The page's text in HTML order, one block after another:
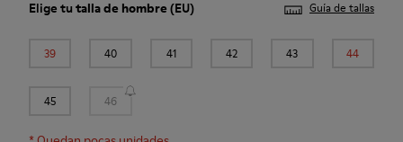
Elige tu talla de hombre (EU) Guía de tallas
39 40 41 42 43 44
45 46